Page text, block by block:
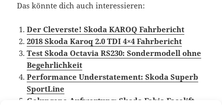
Das könnte dich auch interessieren:
Der Cleverste! Skoda KAROQ Fahrbericht
2018 Skoda Karoq 2.0 TDI 4×4 Fahrbericht
Test Skoda Octavia RS230: Sondermodell ohne
Begehrlichkeit
Performance Understatement: Skoda Superb
SportLine
Gelungene Aufwertung: Skoda Fabia Facelift